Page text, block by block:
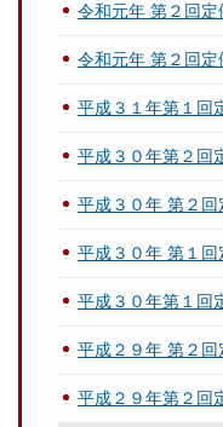
令和元年 第２回定
令和元年 第２回定
平成３１年第１回
平成３０年第２回
平成３０年 第２回
平成３０年 第１回
平成３０年第１回
平成２９年 第２回
平成２９年第２回